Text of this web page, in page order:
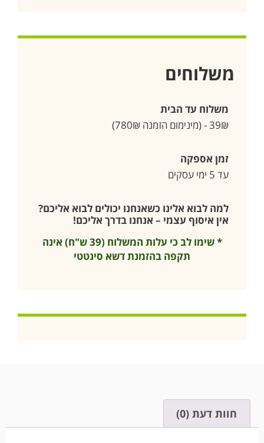
משלוחים
משלוח עד הבית
39₪ - (מינימום הזמנה 780₪)
זמן אספקה
עד 5 ימי עסקים
למה לבוא אלינו כשאנחנו יכולים לבוא אליכם?
אין איסוף עצמי – אנחנו בדרך אליכם!
* שימו לב כי עלות המשלוח (39 ש"ח) אינה
תקפה בהזמנת דשא סינטטי
חוות דעת (0)